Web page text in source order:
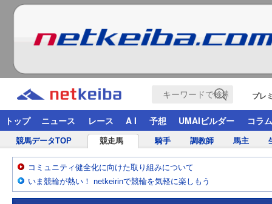
プレ
トップ ニュース レース A I 予想 UMAIビルダー コラム
競馬データTOP 競走馬 騎手 調教師 馬主
コミュニティ健全化に向けた取り組みについて
いま競輪が熱い！ netkeirinで競輪を気軽に楽しもう